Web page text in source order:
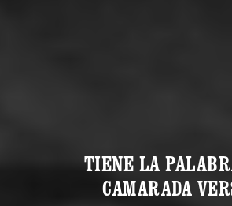
TIENE LA
CAMARADA